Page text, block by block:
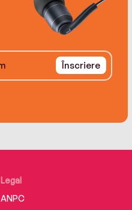
Înscriere
Legal
ANPC